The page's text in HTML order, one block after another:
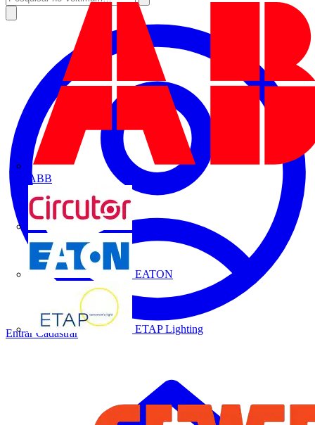
ABB
CIRCUTOR
EATON
ETAP Lighting
Entrar Cadastrar